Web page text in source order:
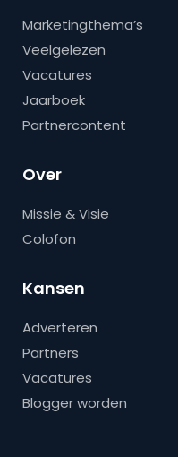
Marketingthema’s
Veelgelezen
Vacatures
Jaarboek
Partnercontent
Over
Missie & Visie
Colofon
Kansen
Adverteren
Partners
Vacatures
Blogger worden